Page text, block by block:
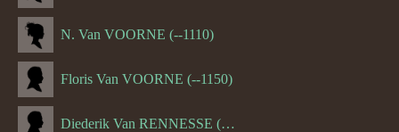
N. Van VOORNE (--1110)
Floris Van VOORNE (--1150)
Diederik Van RENNESSE (--1144)